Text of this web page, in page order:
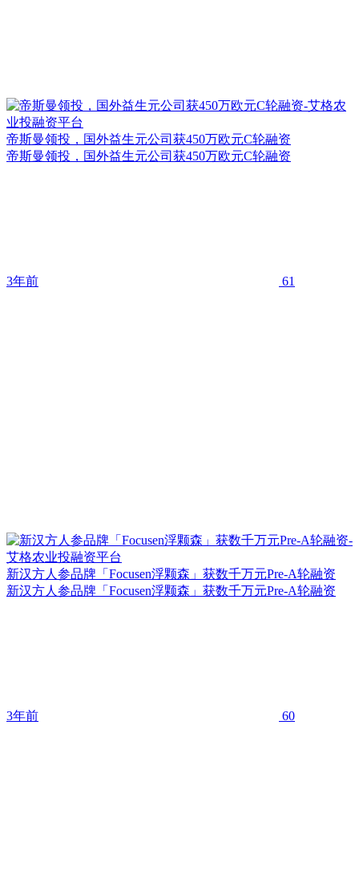
帝斯曼领投，国外益生元公司获450万欧元C轮融资
帝斯曼领投，国外益生元公司获450万欧元C轮融资
3年前 61
新汉方人参品牌「Focusen浮颗森」获数千万元Pre-A轮融资
新汉方人参品牌「Focusen浮颗森」获数千万元Pre-A轮融资
3年前 60